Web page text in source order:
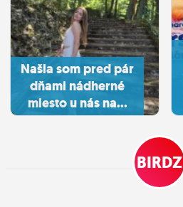
Našla som pred pár
dňami nádherné
miesto u nás na...
BIRDZ